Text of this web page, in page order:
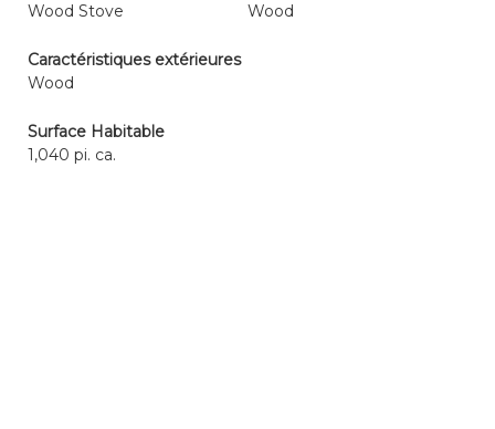
Wood Stove
Wood
Caractéristiques extérieures
Wood
Surface Habitable
1,040 pi. ca.